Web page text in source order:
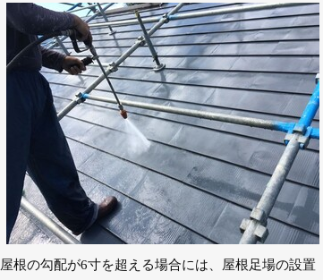
屋根の勾配が6寸を超える場合には、屋根足場の設置